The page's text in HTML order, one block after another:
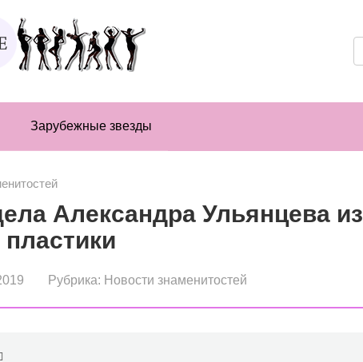
Зарубежные звезды
Александра Ульянцева из
Рубрика: Новости знаменитостей